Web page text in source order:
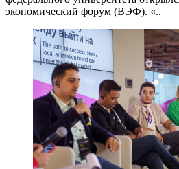
экономический форум (ВЭФ). «..